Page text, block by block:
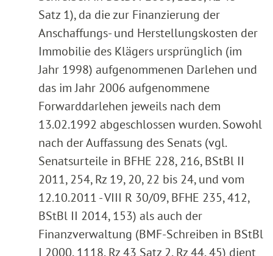
Satz 1), da die zur Finanzierung der
Anschaffungs- und Herstellungskosten der
Immobilie des Klägers ursprünglich (im
Jahr 1998) aufgenommenen Darlehen und
das im Jahr 2006 aufgenommene
Forwarddarlehen jeweils nach dem
13.02.1992 abgeschlossen wurden. Sowohl
nach der Auffassung des Senats (vgl.
Senatsurteile in BFHE 228, 216, BStBl II
2011, 254, Rz 19, 20, 22 bis 24, und vom
12.10.2011 - VIII R 30/09, BFHE 235, 412,
BStBl II 2014, 153) als auch der
Finanzverwaltung (BMF-Schreiben in BStBl
I 2000, 1118, Rz 43 Satz 2, Rz 44, 45) dient